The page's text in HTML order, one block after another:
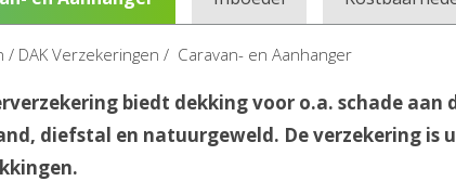
/ DAK Verzekeringen / Caravan- en Aanhanger
biedt dekking voor o.a. schade aan
diefstal en natuurgeweld. De verzekering is